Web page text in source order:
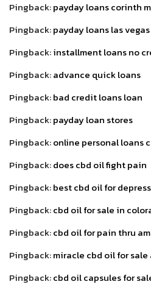
Pingback:payday loans corinth
Pingback:payday loans las vegas
Pingback:installment loans no
Pingback:advance quick loans
Pingback:bad credit loans loan
Pingback:payday loan stores
Pingback:online personal loans
Pingback:does cbd oil fight pain
Pingback:best cbd oil for
Pingback:cbd oil for sale in
Pingback:cbd oil for pain thru
Pingback:miracle cbd oil for sale
Pingback:cbd oil capsules for